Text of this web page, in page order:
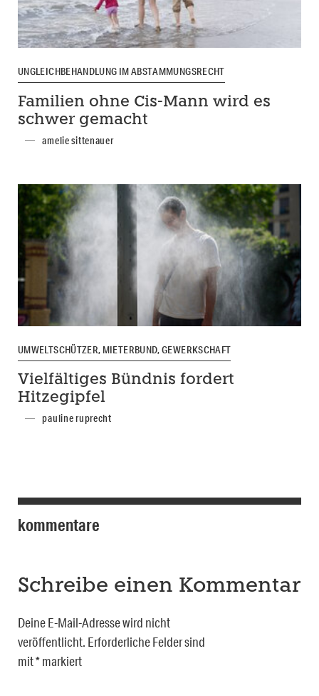
UNGLEICHBEHANDLUNG IM ABSTAMMUNGSRECHT
Familien ohne Cis-Mann wird es
schwer gemacht
amelie sittenauer
UMWELTSCHÜTZER, MIETERBUND, GEWERKSCHAFT
Vielfältiges Bündnis fordert
Hitzegipfel
pauline ruprecht
kommentare
Schreibe einen Kommentar
Deine E-Mail-Adresse wird nicht
veröffentlicht. Erforderliche Felder sind
mit*markiert